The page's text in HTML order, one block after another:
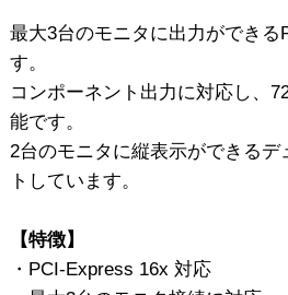
最大3台のモニタに出力ができ
す。
コンポーネント出力に対応し、
能です。
2台のモニタに縦表示ができる
トしています。
【特徴】
・PCI-Express 16x 対応